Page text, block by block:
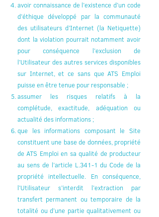
avoir connaissance de l’existence d’un code
d’éthique développé par la communauté
des utilisateurs d’Internet (la Netiquette)
dont la violation pourrait notamment avoir
pour conséquence l’exclusion de
l’Utilisateur des autres services disponibles
sur Internet, et ce sans que ATS Emploi
puisse en être tenue pour responsable ;
assumer les risques relatifs à la
complétude, exactitude, adéquation ou
actualité des informations ;
que les informations composant le Site
constituent une base de données, propriété
de ATS Emploi en sa qualité de producteur
au sens de l’article L.341-1 du Code de la
propriété intellectuelle. En conséquence,
l’Utilisateur s’interdit l’extraction par
transfert permanent ou temporaire de la
totalité ou d’une partie qualitativement ou